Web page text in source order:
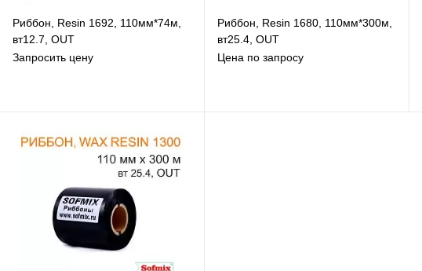
Риббон, Resin 1692, 110мм*74м,
вт12.7, OUT
Запросить цену
В избранное
К сравнению
Риббон, Resin 1680, 110мм*300м,
вт25.4, OUT
Цена по запросу